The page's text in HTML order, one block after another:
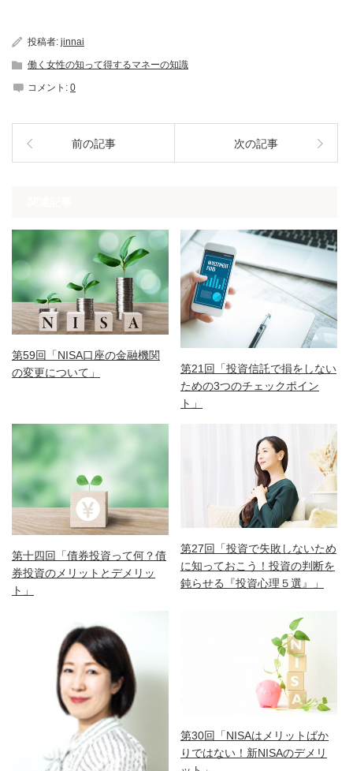
投稿者: jinnai
働く女性の知って得するマネーの知識
コメント: 0
前の記事 次の記事
第59回「NISA口座の金融機関
の変更について」
第21回「投資信託で損をしない
ための3つのチェックポイン
ト」
第十四回「債券投資って何？債
券投資のメリットとデメリッ
ト」
第27回「投資で失敗しないため
に知っておこう！投資の判断を
鈍らせる『投資心理５選』」
第30回「NISAはメリットばか
りではない！新NISAのデメリ